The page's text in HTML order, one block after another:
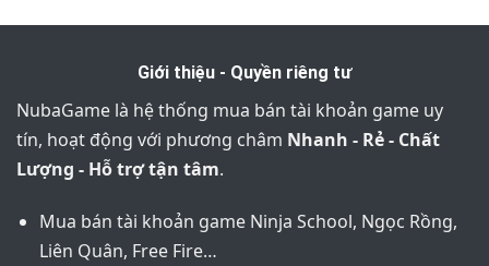
Giới thiệu - Quyền riêng tư
NubaGame là hệ thống mua bán tài khoản game uy
tín, hoạt động với phương châm Nhanh - Rẻ - Chất
Lượng - Hỗ trợ tận tâm.
Mua bán tài khoản game Ninja School, Ngọc Rồng,
Liên Quân, Free Fire…